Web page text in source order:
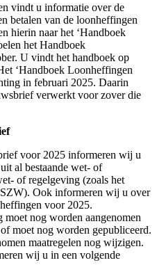
vindt u informatie over de
betalen van de loonheffingen
hierin naar het ‘Handboek
het Handboek
U vindt het handboek op
‘Handboek Loonheffingen
in februari 2025. Daarin
verwerkt voor zover die
voor 2025 informeren wij u
al bestaande wet- of
of regelgeving (zoals het
Ook informeren wij u over
voor 2025.
nog worden aangenomen
moet nog worden gepubliceerd.
maatregelen nog wijzigen.
wij u in een volgende